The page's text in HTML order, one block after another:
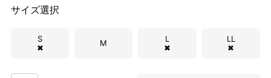
サイズ選択
S
✖
M
L
✖
LL
✖